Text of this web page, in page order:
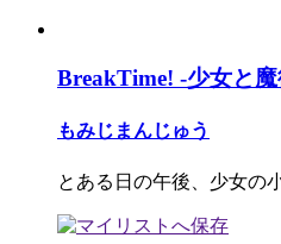
BreakTime! -少女と
もみじまんじゅう
とある日の午後、少女の